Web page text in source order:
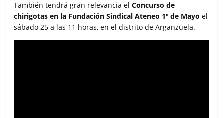
También tendrá gran relevancia elConcurso de
chirigotas en la Fundación Sindical Ateneo 1º de Mayo el
sábado 25 a las 11 horas, en el distrito de Arganzuela.